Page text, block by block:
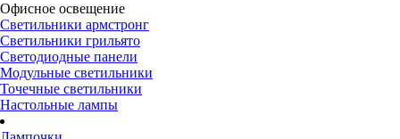
Офисное освещение
Светильники армстронг
Светильники грильято
Светодиодные панели
Модульные светильники
Точечные светильники
Настольные лампы